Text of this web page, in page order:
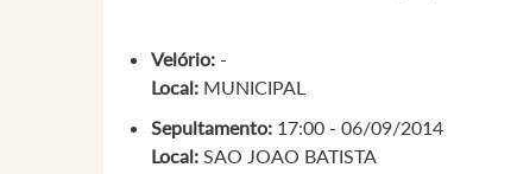
Velório: -
Local: MUNICIPAL
Sepultamento: 17:00 - 06/09/2014
Local: SAO JOAO BATISTA